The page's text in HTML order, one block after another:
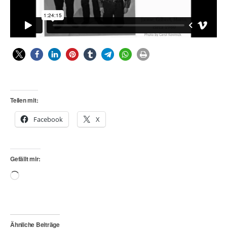
Teilen mit:
Facebook X
Gefällt mir:
Wird
Ähnliche Beiträge